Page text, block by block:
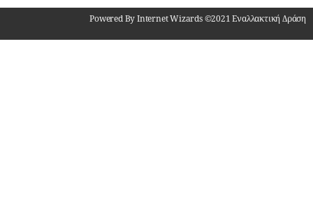
Powered By Internet Wizards ©2021 Εναλλακτική Δράση